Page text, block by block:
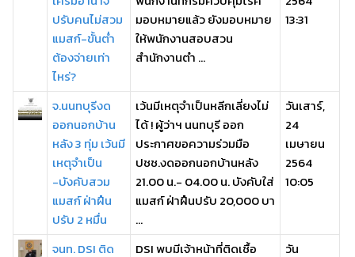
ปรับคนไม่สวม
แมสก์-ขั้นต่ำ
ต้องจ่ายเท่า
ไหร่?
มอบหมายแล้ว ยังมอบหมาย
ให้พนักงานสอบสวน
สำนักงานตำ ...
13:31
จ.นนทบุรีงด
ออกนอกบ้าน
หลัง 3 ทุ่ม เว้นมี
เหตุจำเป็น
-บังคับสวม
แมสก์ ฝ่าฝืน
ปรับ 2 หมื่น
เว้นมีเหตุจำเป็นหลีกเลี่ยงไม่
ได้ ! ผู้ว่าฯ นนทบุรี ออก
ประกาศขอความร่วมมือ
ปชช.งดออกนอกบ้านหลัง
21.00 น.- 04.00 น. บังคับใส่
แมสก์ ฝ่าฝืนปรับ 20,000 บา
...
วันเสาร์,
24
เมษายน
2564
10:05
จนท. DSI ติด
DSI พบมีเจ้าหน้าที่ติดเชื้อ
วัน